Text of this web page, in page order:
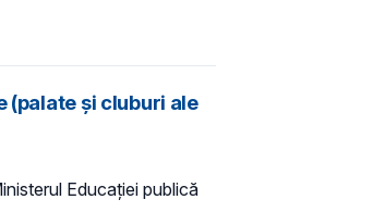
(palate și cluburi ale
Educaţiei publică